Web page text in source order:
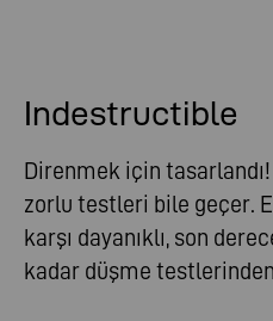
Indestructible
Direnmek için tasarlandı!
zorlu testleri bile geçer.
karşı dayanıklı, son
kadar düşme